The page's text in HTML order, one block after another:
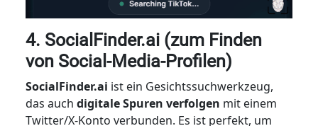
4. SocialFinder.ai (zum Finden
von Social-Media-Profilen)
SocialFinder.ai ist ein Gesichtssuchwerkzeug,
das auch digitale Spuren verfolgen mit einem
Twitter/X-Konto verbunden. Es ist perfekt, um